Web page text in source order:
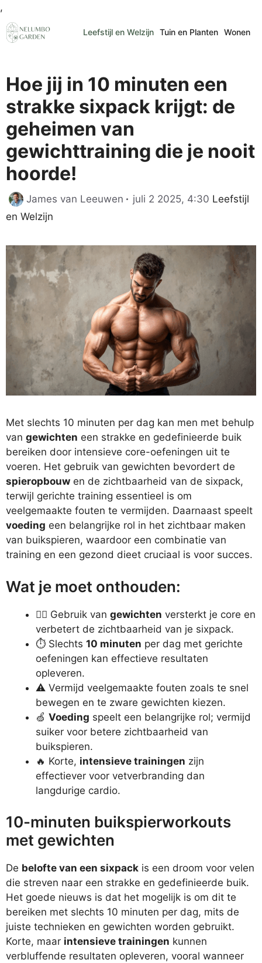
,
naar
de
Leefstijl en Welzijn Tuin en Planten Wonen
Hoe jij in 10 minuten een
strakke sixpack krijgt: de
geheimen van
gewichttraining die je nooit
hoorde!
James van Leeuwen juli 2 2025, 4:30 Leefstijl
en Welzijn
Met slechts 10 minuten per dag kan men met behulp
van gewichten een strakke en gedefinieerde buik
bereiken door intensieve core-oefeningen uit te
voeren. Het gebruik van gewichten bevordert de
spieropbouw en de zichtbaarheid van de sixpack,
terwijl gerichte training essentieel is om
veelgemaakte fouten te vermijden. Daarnaast speelt
voeding een belangrijke rol in het zichtbaar maken
van buikspieren, waardoor een combinatie van
training en een gezond dieet cruciaal is voor succes.
Wat je moet onthouden:
🏋️‍♂️ Gebruik van gewichten versterkt je core en
verbetert de zichtbaarheid van je sixpack.
⏱️ Slechts 10 minuten per dag met gerichte
oefeningen kan effectieve resultaten
opleveren.
⚠️ Vermijd veelgemaakte fouten zoals te snel
bewegen en te zware gewichten kiezen.
🍏 Voeding speelt een belangrijke rol; vermijd
suiker voor betere zichtbaarheid van
buikspieren.
🔥 Korte, intensieve trainingen zijn
effectiever voor vetverbranding dan
langdurige cardio.
10-minuten buikspierworkouts
met gewichten
De belofte van een sixpack is een droom voor velen
die streven naar een strakke en gedefinieerde buik.
Het goede nieuws is dat het mogelijk is om dit te
bereiken met slechts 10 minuten per dag, mits de
juiste technieken en gewichten worden gebruikt.
Korte, maar intensieve trainingen kunnen
verbluffende resultaten opleveren, vooral wanneer